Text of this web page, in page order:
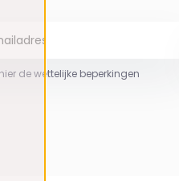
de wettelijke beperkingen